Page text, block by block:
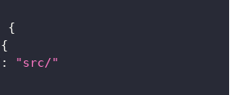
{
{
:
"src/"